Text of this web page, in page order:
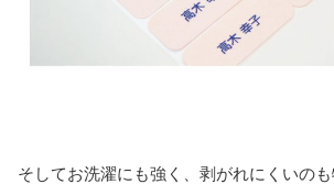
そしてお洗濯にも強く、剥がれにくいの